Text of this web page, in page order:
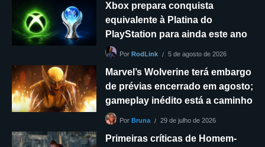
Xbox prepara conquista
equivalente à Platina do
PlayStation para ainda este ano
Por RodLink 5 de agosto de 2026
Marvel’s Wolverine terá embargo
de prévias encerrado em agosto;
gameplay inédito está a caminho
Por Bruna 29 de julho de 2026
Primeiras críticas de Homem-